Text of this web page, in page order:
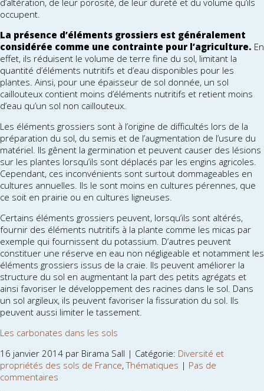
d’altération, de leur porosité, de leur dureté et du volume qu’ils
occupent.
La présence d’éléments grossiers est généralement
considérée comme une contrainte pour l’agriculture. En
effet, ils réduisent le volume de terre fine du sol, limitant la
quantité d’éléments nutritifs et d’eau disponibles pour les
plantes. Ainsi, pour une épaisseur de sol donnée, un sol
caillouteux contient moins d’éléments nutritifs et retient moins
d’eau qu’un sol non caillouteux.
Les éléments grossiers sont à l’origine de difficultés lors de la
préparation du sol, du semis et de l’augmentation de l’usure du
matériel. Ils gênent la germination et peuvent causer des lésions
sur les plantes lorsqu’ils sont déplacés par les engins agricoles.
Cependant, ces inconvénients sont surtout dommageables en
cultures annuelles. Ils le sont moins en cultures pérennes, que
ce soit en prairie ou en cultures ligneuses.
Certains éléments grossiers peuvent, lorsqu’ils sont altérés,
fournir des éléments nutritifs à la plante comme les micas par
exemple qui fournissent du potassium. D’autres peuvent
constituer une réserve en eau non négligeable et notamment les
éléments grossiers issus de la craie. Ils peuvent améliorer la
structure du sol en augmentant la part des petits agrégats et
ainsi favoriser le développement des racines dans le sol. Dans
un sol argileux, ils peuvent favoriser la fissuration du sol. Ils
peuvent aussi limiter le tassement.
Les carbonates dans les sols
16 janvier 2014 par Birama Sall | Catégorie: Diversité et
propriétés des sols de France,Thématiques | Pas de
commentaires